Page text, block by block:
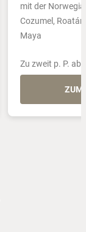
mit der
Cozumel,
Maya
Zu zweit p. P. ab
ZUM